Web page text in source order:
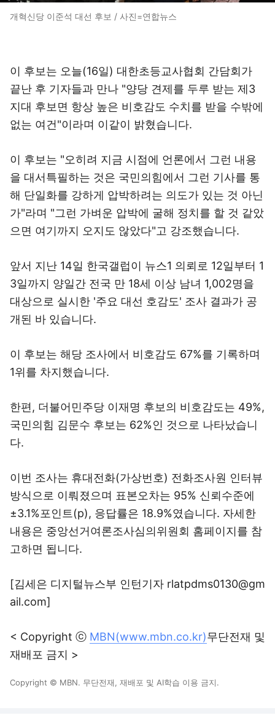
개혁신당 이준석 대선 후보 / 사진=연합뉴스
이 후보는 오늘(16일) 대한초등교사협회 간담회가
끝난 후 기자들과 만나 "양당 견제를 두루 받는 제3
지대 후보면 항상 높은 비호감도 수치를 받을 수밖에
없는 여건"이라며 이같이 밝혔습니다.
이 후보는 "오히려 지금 시점에 언론에서 그런 내용
을 대서특필하는 것은 국민의힘에서 그런 기사를 통
해 단일화를 강하게 압박하려는 의도가 있는 것 아닌
가"라며 "그런 가벼운 압박에 굴해 정치를 할 것 같았
으면 여기까지 오지도 않았다"고 강조했습니다.
앞서 지난 14일 한국갤럽이 뉴스1 의뢰로 12일부터 1
3일까지 양일간 전국 만 18세 이상 남녀 1,002명을
대상으로 실시한 '주요 대선 호감도' 조사 결과가 공
개된 바 있습니다.
이 후보는 해당 조사에서 비호감도 67%를 기록하며
1위를 차지했습니다.
한편, 더불어민주당 이재명 후보의 비호감도는 49%,
국민의힘 김문수 후보는 62%인 것으로 나타났습니
다.
이번 조사는 휴대전화(가상번호) 전화조사원 인터뷰
방식으로 이뤄졌으며 표본오차는 95% 신뢰수준에
±3.1%포인트(p), 응답률은 18.9%였습니다. 자세한
내용은 중앙선거여론조사심의위원회 홈페이지를 참
고하면 됩니다.
[김세은 디지털뉴스부 인턴기자 rlatpdms0130@gm
ail.com]
< Copyright ⓒ MBN(www.mbn.co.kr)무단전재 및
재배포 금지 >
Copyright © MBN. 무단전재, 재배포 및 AI학습 이용 금지.